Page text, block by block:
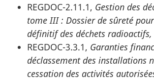
REGDOC-2.11.1, Gestion des
tome III : Dossier de sûreté
définitif des déchets
REGDOC-3.3.1, Garanties
déclassement des installations
cessation des activités